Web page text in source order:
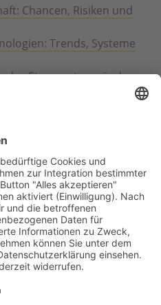
Chancen, Risiken und
Trends, Systeme
das Stromnetz verändern
Effizienz, Netze und
Böddeling übernimmt
Infrastruktur und
FC St. Pauli und
Anlage
teilnehmen
einheitlichen Kriterien